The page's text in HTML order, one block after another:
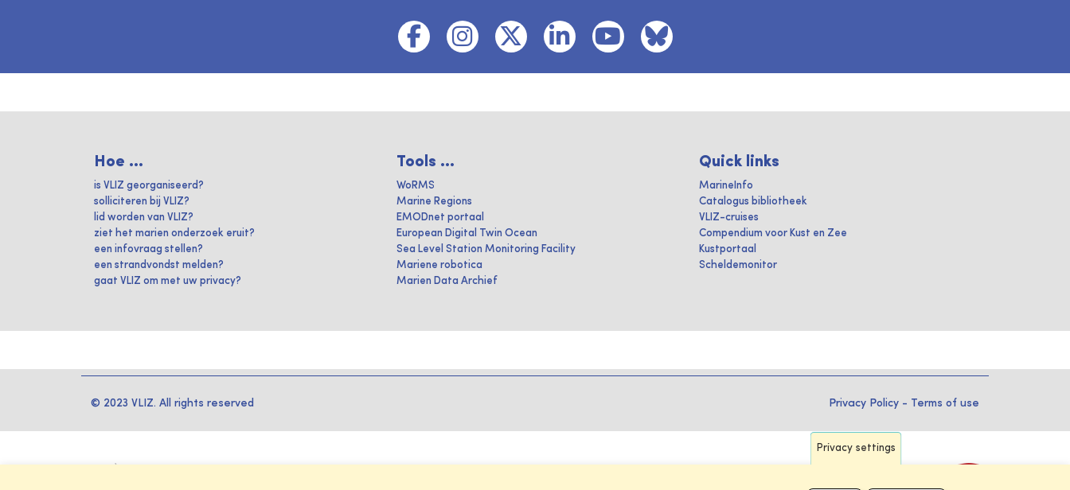
Hoe ...
is VLIZ georganiseerd?
solliciteren bij VLIZ?
lid worden van VLIZ?
ziet het marien onderzoek eruit?
een infovraag stellen?
een strandvondst melden?
gaat VLIZ om met uw privacy?
Tools ...
WoRMS
Marine Regions
EMODnet portaal
European Digital Twin Ocean
Sea Level Station Monitoring Facility
Mariene robotica
Marien Data Archief
Quick links
MarineInfo
Catalogus bibliotheek
VLIZ-cruises
Compendium voor Kust en Zee
Kustportaal
Scheldemonitor
© 2023 VLIZ. All rights reserved Privacy Policy - Terms of use
Privacy settings